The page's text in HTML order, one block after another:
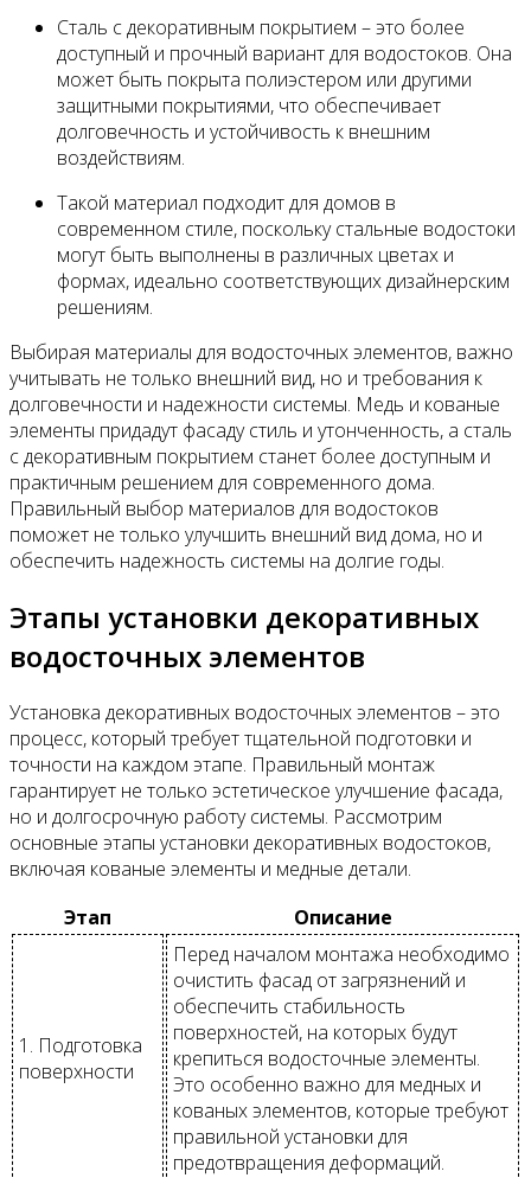
Сталь с декоративным покрытием – это более
доступный и прочный вариант для водостоков. Она
может быть покрыта полиэстером или другими
защитными покрытиями, что обеспечивает
долговечность и устойчивость к внешним
воздействиям.
Такой материал подходит для домов в
современном стиле, поскольку стальные водостоки
могут быть выполнены в различных цветах и
формах, идеально соответствующих дизайнерским
решениям.
Выбирая материалы для водосточных элементов, важно
учитывать не только внешний вид, но и требования к
долговечности и надежности системы. Медь и кованые
элементы придадут фасаду стиль и утонченность, а сталь
с декоративным покрытием станет более доступным и
практичным решением для современного дома.
Правильный выбор материалов для водостоков
поможет не только улучшить внешний вид дома, но и
обеспечить надежность системы на долгие годы.
Этапы установки декоративных
водосточных элементов
Установка декоративных водосточных элементов – это
процесс, который требует тщательной подготовки и
точности на каждом этапе. Правильный монтаж
гарантирует не только эстетическое улучшение фасада,
но и долгосрочную работу системы. Рассмотрим
основные этапы установки декоративных водостоков,
включая кованые элементы и медные детали.
Этап
Описание
1. Подготовка
поверхности
Перед началом монтажа необходимо
очистить фасад от загрязнений и
обеспечить стабильность
поверхностей, на которых будут
крепиться водосточные элементы.
Это особенно важно для медных и
кованых элементов, которые требуют
правильной установки для
предотвращения деформаций.